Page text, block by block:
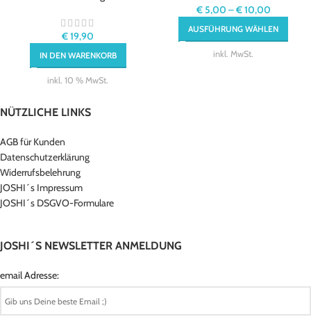
€19,90
IN DEN WARENKORB
inkl. 10 % MwSt.
€5,00 –€10,00
AUSFÜHRUNG WÄHLEN
inkl. MwSt.
NÜTZLICHE LINKS
AGB für Kunden
Datenschutzerklärung
Widerrufsbelehrung
JOSHI´s Impressum
JOSHI´s DSGVO-Formulare
JOSHI´S NEWSLETTER ANMELDUNG
email Adresse: